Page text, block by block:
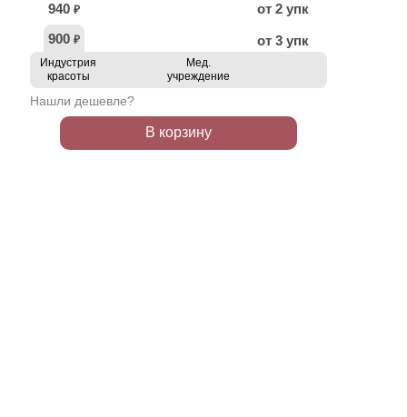
940 ₽
от 2 упк
900 ₽ от 3 упк
Индустрия
красоты
Мед.
учреждение
Нашли дешевле?
В корзину